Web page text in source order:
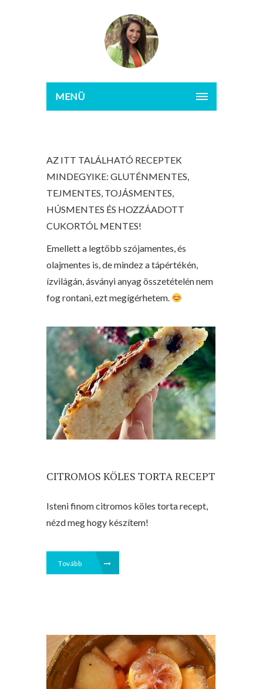
MENÜ
AZ ITT TALÁLHATÓ RECEPTEK
MINDEGYIKE: GLUTÉNMENTES,
TEJMENTES, TOJÁSMENTES,
HÚSMENTES ÉS HOZZÁADOTT
CUKORTÓL MENTES!
Emellett a legtöbb szójamentes, és
olajmentes is, de mindez a tápértékén,
ízvilágán, ásványi anyag összetételén nem
fog rontani, ezt megígérhetem.
CITROMOS KÖLES TORTA RECEPT
Isteni finom citromos köles torta recept,
nézd meg hogy készítem!
Tovább